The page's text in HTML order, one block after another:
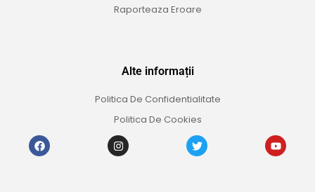
Raporteaza Eroare
Alte informații
Politica De Confidentialitate
Politica De Cookies